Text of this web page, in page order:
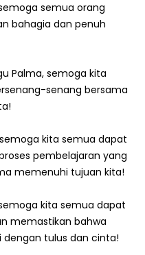
semua orang
bahagia dan penuh
Palma, semoga kita
senang bersama
kita semua dapat
pembelajaran yang
memenuhi tujuan kita!
kita semua dapat
memastikan bahwa
dengan tulus dan cinta!